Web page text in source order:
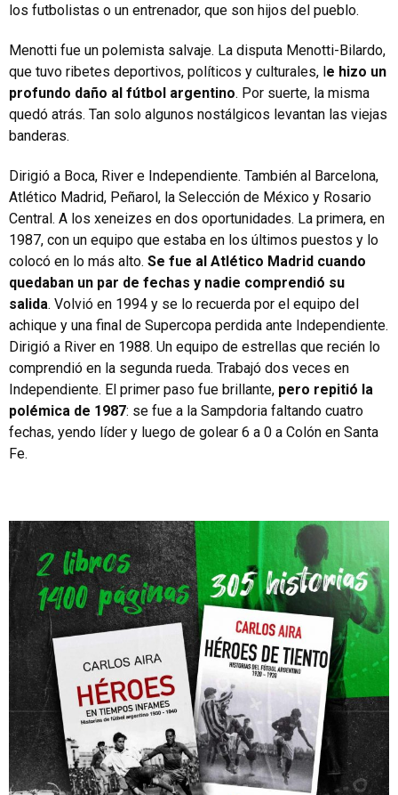
los futbolistas o un entrenador, que son hijos del pueblo.
Menotti fue un polemista salvaje. La disputa Menotti-Bilardo,
que tuvo ribetes deportivos, políticos y culturales, le hizo un
profundo daño al fútbol argentino. Por suerte, la misma
quedó atrás. Tan solo algunos nostálgicos levantan las viejas
banderas.
Dirigió a Boca, River e Independiente. También al Barcelona,
Atlético Madrid, Peñarol, la Selección de México y Rosario
Central. A los xeneizes en dos oportunidades. La primera, en
1987, con un equipo que estaba en los últimos puestos y lo
colocó en lo más alto. Se fue al Atlético Madrid cuando
quedaban un par de fechas y nadie comprendió su
salida. Volvió en 1994 y se lo recuerda por el equipo del
achique y una final de Supercopa perdida ante Independiente.
Dirigió a River en 1988. Un equipo de estrellas que recién lo
comprendió en la segunda rueda. Trabajó dos veces en
Independiente. El primer paso fue brillante, pero repitió la
polémica de 1987: se fue a la Sampdoria faltando cuatro
fechas, yendo líder y luego de golear 6 a 0 a Colón en Santa
Fe.